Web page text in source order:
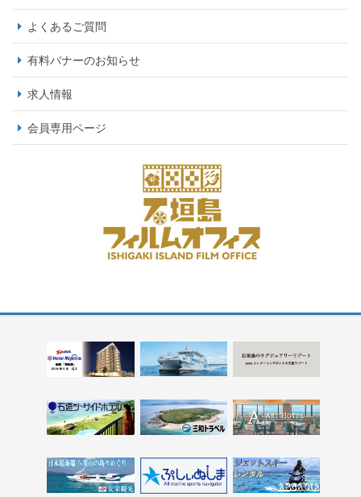
よくあるご質問
有料バナーのお知らせ
求人情報
会員専用ページ